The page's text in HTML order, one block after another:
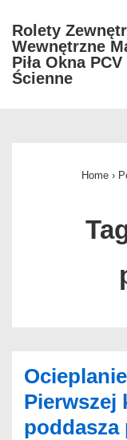
Skip
Main
Rolety
Wewnętrzne
Piła Okna
Ścienne
Home ›
Pierwszej
poddasza